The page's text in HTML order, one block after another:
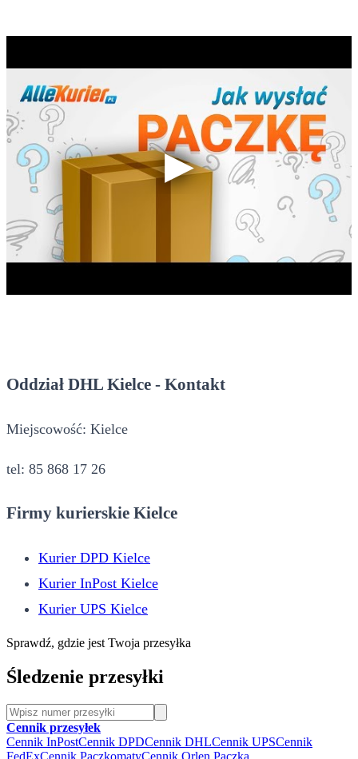
Oddział DHL Kielce - Kontakt
Miejscowość: Kielce
tel: 85 868 17 26
Firmy kurierskie Kielce
Kurier DPD Kielce
Kurier InPost Kielce
Kurier UPS Kielce
Sprawdź, gdzie jest Twoja przesyłka
Śledzenie przesyłki
Cennik przesyłek
Cennik InPostCennik DPDCennik DHLCennik UPSCennik
FedExCennik PaczkomatyCennik Orlen Paczka